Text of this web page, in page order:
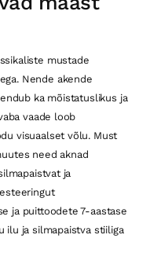
mustade
Nende akende
ka mõistatuslikus ja
vaade loob
visuaalset võlu. Must
need aknad
ja
ja puittoodete 7-aastase
ilu ja silmapaistva stiiliga